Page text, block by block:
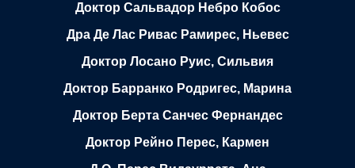
Доктор Сальвадор Небро Кобос
Дра Де Лас Ривас Рамирес, Ньевес
Доктор Лосано Руис, Сильвия
Доктор Барранко Родригес, Марина
Доктор Берта Санчес Фернандес
Доктор Рейно Перес, Кармен